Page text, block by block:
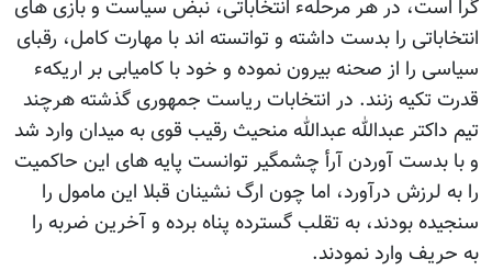
گرا است، در هر مرحلهء انتخاباتی، نبض سیاست و بازی های
انتخاباتی را بدست داشته و تواتسته اند با مهارت کامل، رقبای
سیاسی را از صحنه بیرون نموده و خود با کامیابی بر اریکهء
قدرت تکیه زنند. در انتخابات ریاست جمهوری گذشته هرچند
تیم داکتر عبدالله عبدالله منحیث رقیب قوی به میدان وارد شد
و با بدست آوردن آرأ چشمگیر توانست پایه های این حاکمیت
را به لرزش درآورد، اما چون ارگ نشینان قبلا این مامول را
سنجیده بودند، به تقلب گسترده پناه برده و آخرین ضربه را
به حریف وارد نمودند.